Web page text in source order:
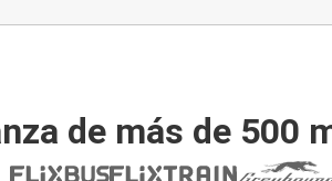
de más de 500